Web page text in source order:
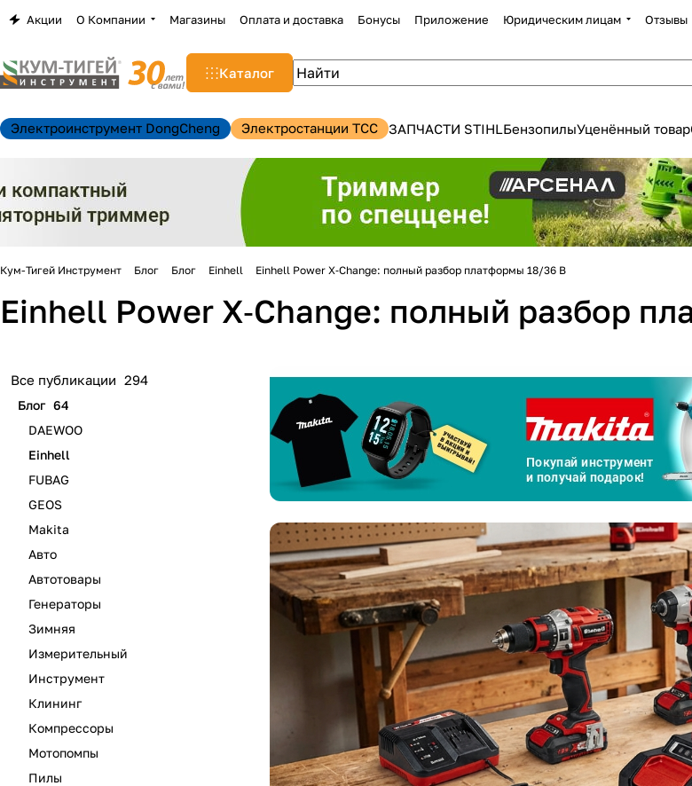
Акции О Компании Магазины Оплата и доставка Бонусы Приложение Юридическим лицам Отзывы
Каталог
Электроинструмент DongCheng Электростанции TCC ЗАПЧАСТИ STIHLБензопилыУценённый товар
Кум-Тигей Инструмент Блог Блог Einhell Einhell Power X‑Change: полный разбор платформы 18/36 В
Einhell Power X‑Change: полный разбор
Все публикации 294
Блог 64
DAEWOO
Einhell
FUBAG
GEOS
Makita
Авто
Автотовары
Генераторы
Зимняя
Измерительный
Инструмент
Клининг
Компрессоры
Мотопомпы
Пилы
оплату
на части
без переплат
График платежей
25%
Добавляйте товарыв корзину
Оплачивайте сегодня только
25% картой любого банка